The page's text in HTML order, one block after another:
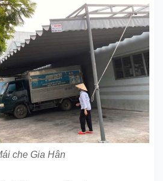
che Gia Hân